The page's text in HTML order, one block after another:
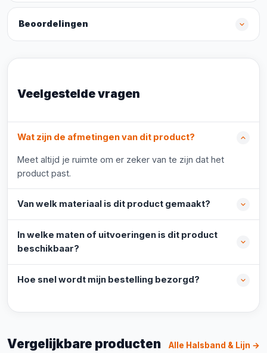
Beoordelingen
Veelgestelde vragen
Wat zijn de afmetingen van dit product?
Meet altijd je ruimte om er zeker van te zijn dat het
product past.
Van welk materiaal is dit product gemaakt?
In welke maten of uitvoeringen is dit product
beschikbaar?
Hoe snel wordt mijn bestelling bezorgd?
Vergelijkbare producten Alle Halsband & Lijn →